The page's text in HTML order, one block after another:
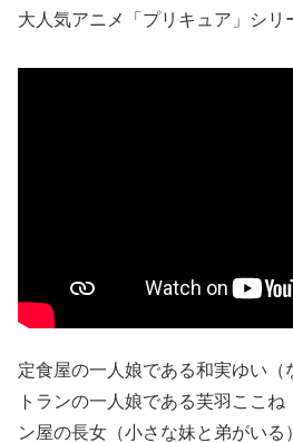
大人気アニメ「プリキュア」シリ
定食屋の一人娘である和実ゆい（
トランの一人娘である芙羽ここ
ン屋の長女（小さな妹と弟がい